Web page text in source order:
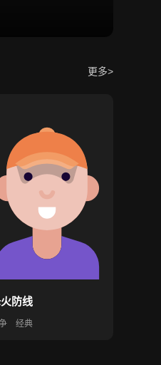
更多>
防线
经典